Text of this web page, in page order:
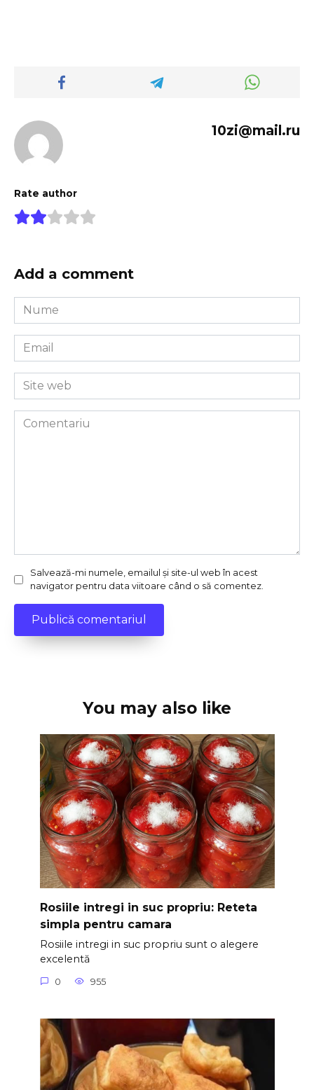
10zi@mail.ru
Rate author
Add a comment
Nume
*
Email
*
Site
web
Comentariu
Salvează-mi numele, emailul și site-ul web în acest
navigator pentru data viitoare când o să comentez.
You may also like
Rosiile intregi in suc propriu: Reteta
simpla pentru camara
Rosiile intregi in suc propriu sunt o alegere
excelentă
0 955